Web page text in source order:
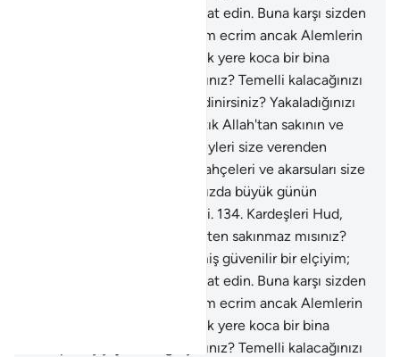
Allah'tan sakının ve bana itaat edin. Buna karşı sizden
bir ücret istemiyorum; benim ecrim ancak Alemlerin
Rabbine aittir. Siz her yüksek yere koca bir bina
kurup, boş şeyle mi uğraşırsınız? Temelli kalacağınızı
umarak sağlam yapılar mı edinirsiniz? Yakaladığınızı
zorbaca mı yakalarsınız? Artık Allah'tan sakının ve
bana itaat edin. Bildiğiniz şeyleri size verenden
sakının; davarları, oğulları, bahçeleri ve akarsuları size
O vermiştir. Doğrusu hakkınızda büyük günün
azabından korkuyorum" dedi. 134. Kardeşleri Hud,
onlara: "Allah'a karşı gelmekten sakınmaz mısınız?
Doğrusu ben size gönderilmiş güvenilir bir elçiyim;
Allah'tan sakının ve bana itaat edin. Buna karşı sizden
bir ücret istemiyorum; benim ecrim ancak Alemlerin
Rabbine aittir. Siz her yüksek yere koca bir bina
kurup, boş şeyle mi uğraşırsınız? Temelli kalacağınızı